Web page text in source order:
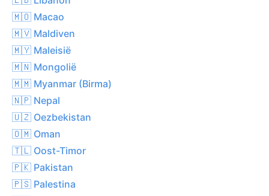
🇲🇴 Macao
🇲🇻 Maldiven
🇲🇾 Maleisië
🇲🇳 Mongolië
🇲🇲 Myanmar (Birma)
🇳🇵 Nepal
🇺🇿 Oezbekistan
🇴🇲 Oman
🇹🇱 Oost-Timor
🇵🇰 Pakistan
🇵🇸 Palestina